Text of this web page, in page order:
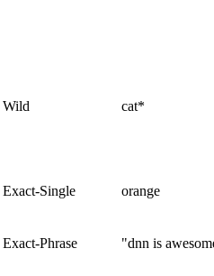
Wild cat*
Exact-Single
orange
Exact-Phrase "dnn is